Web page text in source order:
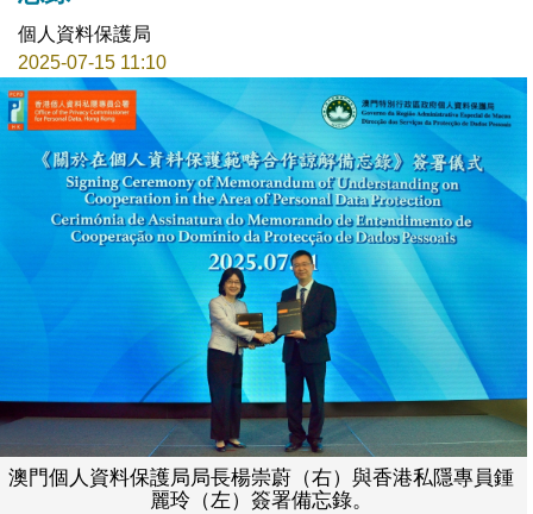
個人資料保護局
2025-07-15 11:10
澳門個人資料保護局局長楊崇蔚（右）與香港私隱專員鍾
麗玲（左）簽署備忘錄。